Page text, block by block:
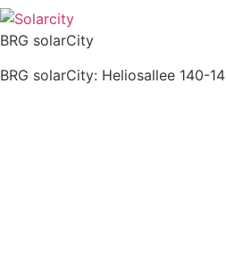
BRG solarCity
BRG solarCity: Heliosallee 140-